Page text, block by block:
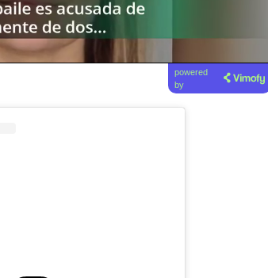
powered
by